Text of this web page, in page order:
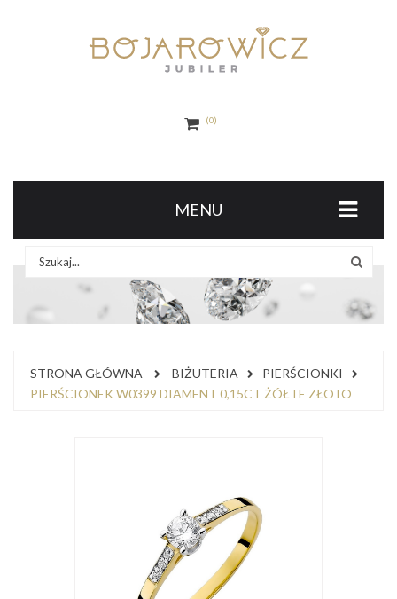
0
MENU
STRONA GŁÓWNA BIŻUTERIA
PIERŚCIONKI
PIERŚCIONEK W0399 DIAMENT 0,15CT ŻÓŁTE ZŁOTO